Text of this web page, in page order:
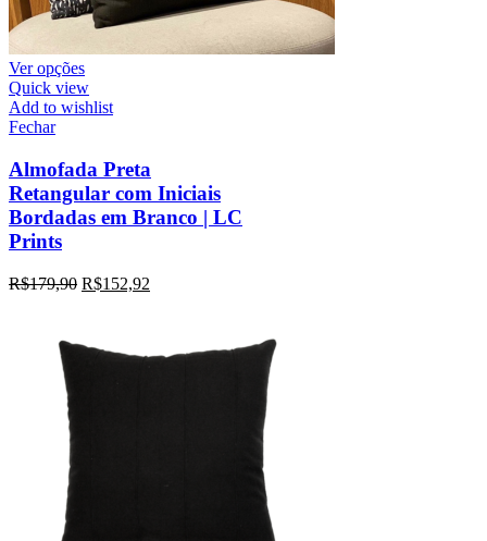
Ver opções
Quick view
Add to wishlist
Fechar
Almofada Preta
Retangular com Iniciais
Bordadas em Branco | LC
Prints
R$179,90 R$152,92